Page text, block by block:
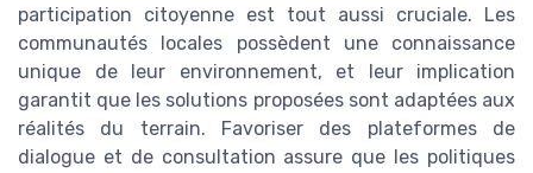
participation citoyenne est tout aussi cruciale. Les
communautés locales possèdent une connaissance
unique de leur environnement, et leur implication
garantit que les solutions proposées sont adaptées aux
réalités du terrain. Favoriser des plateformes de
dialogue et de consultation assure que les politiques